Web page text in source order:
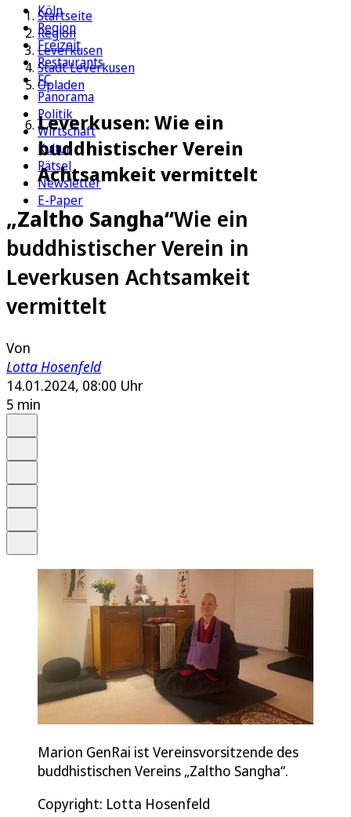
Köln
Region
Freizeit
Restaurants
FC
Panorama
Politik
Wirtschaft
Kultur
Rätsel
Newsletter
E-Paper
Startseite
Region
Leverkusen
Stadt Leverkusen
Opladen
Leverkusen: Wie ein
buddhistischer Verein
Achtsamkeit vermittelt
„Zaltho Sangha“Wie ein
buddhistischer Verein in
Leverkusen Achtsamkeit
vermittelt
Von
Lotta Hosenfeld
14.01.2024, 08:00 Uhr
5 min
Marion GenRai ist Vereinsvorsitzende des
buddhistischen Vereins „Zaltho Sangha“.
Copyright: Lotta Hosenfeld